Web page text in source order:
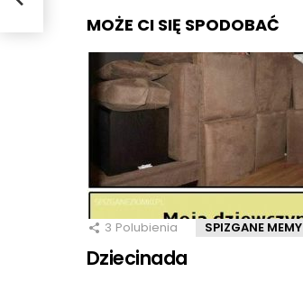
MOŻE CI SIĘ SPODOBAĆ
3 Polubienia SPIZGANE MEMY
Dziecinada